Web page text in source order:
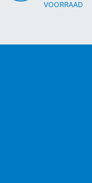
VOORRAAD